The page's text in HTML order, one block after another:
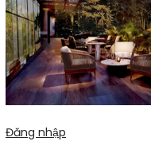
Đăng nhập